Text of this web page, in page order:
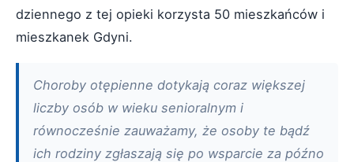
dziennego z tej opieki korzysta 50 mieszkańców i
mieszkanek Gdyni.
Choroby otępienne dotykają coraz większej
liczby osób w wieku senioralnym i
równocześnie zauważamy, że osoby te bądź
ich rodziny zgłaszają się po wsparcie za późno